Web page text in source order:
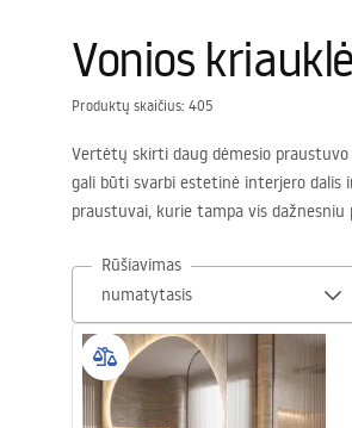
Dušo durys
Linijiniai dušo kanalai
Tualetai
Praustuvas
Vonios ir ekranai
Vonios
Produktų skaičius: 405
Vertėtų skirti daug dėmesio
gali būti svarbi estetinė interjero dalis
praustuvai, kurie tampa vis
Rūšiavimas